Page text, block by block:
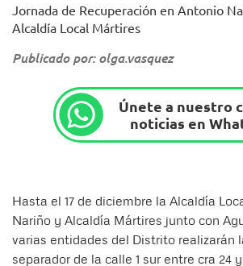
Jornada de Recuperación en Antonio
Alcaldía Local Mártires
Publicado por: olga.vasquez
Únete a nuestro
noticias en
Hasta el 17 de diciembre la Alcaldía
Nariño y Alcaldía Mártires junto con
varias entidades del Distrito realizarán
separador de la calle 1 sur entre cra 24 y